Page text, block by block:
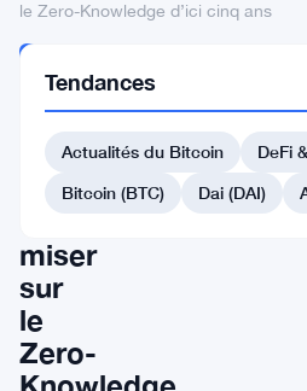
le Zero-Knowledge d’ici cinq ans
DES
ALTCOINS
Ethereum
veut
miser
sur
le
Zero-
Tendances
Actualités du Bitcoin DeFi
Bitcoin (BTC)
Dai (DAI)